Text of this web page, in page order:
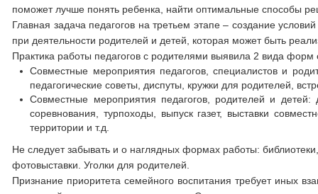
поможет лучше понять ребенка, найти оптимальные способы
Главная задача педагогов на третьем этапе – создание
при деятельности родителей и детей, которая может быть
Практика работы педагогов с родителями выявила 2 вида
Совместные мероприятия педагогов, специалистов и
педагогические советы, диспуты, кружки для родителей,
Совместные мероприятия педагогов, родителей и
соревнования, турпоходы, выпуск газет, выставки
территории и т.д.
Не следует забывать и о наглядных формах работы:
фотовыставки. Уголки для родителей.
Признание приоритета семейного воспитания требует иных